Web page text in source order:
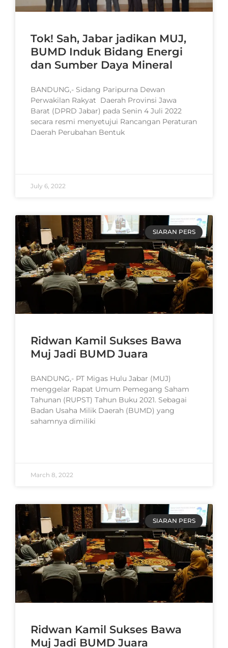
Tok! Sah, Jabar jadikan MUJ,
BUMD Induk Bidang Energi
dan Sumber Daya Mineral
BANDUNG,- Sidang Paripurna Dewan
Perwakilan Rakyat Daerah Provinsi Jawa
Barat (DPRD Jabar) pada Senin 4 Juli 2022
secara resmi menyetujui Rancangan Peraturan
Daerah Perubahan Bentuk
July 6, 2022
SIARAN PERS
Ridwan Kamil Sukses Bawa
Muj Jadi BUMD Juara
BANDUNG,- PT Migas Hulu Jabar (MUJ)
menggelar Rapat Umum Pemegang Saham
Tahunan (RUPST) Tahun Buku 2021. Sebagai
Badan Usaha Milik Daerah (BUMD) yang
sahamnya dimiliki
March 8, 2022
SIARAN PERS
Ridwan Kamil Sukses Bawa
Muj Jadi BUMD Juara